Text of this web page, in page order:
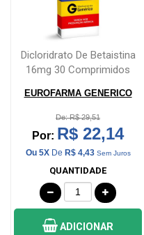
Dicloridrato De Betaistina
16mg 30 Comprimidos
EUROFARMA GENERICO
De: R$ 29,51
Por: R$ 22,14
Ou 5XDe R$ 4,43 Sem Juros
QUANTIDADE
ADICIONAR